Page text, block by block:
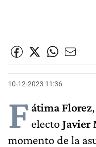
10-12-2023 11:36
F átima Florez
electo Javier
momento de la